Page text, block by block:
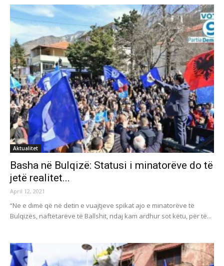
Aktualitet
Basha në Bulqizë: Statusi i minatorëve do të
jetë realitet...
April 12, 2021
“Ne e dimë që në detin e vuajtjeve spikat ajo e minatorëve të
Bulqizës, naftëtarëve të Ballshit, ndaj kam ardhur sot këtu, për të...